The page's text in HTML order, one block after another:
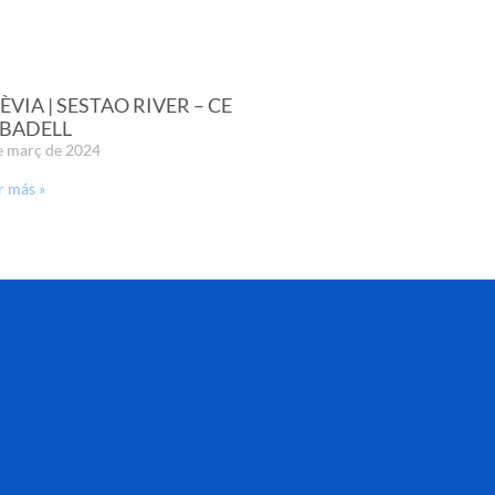
| SESTAO RIVER – CE
març de 2024
más »